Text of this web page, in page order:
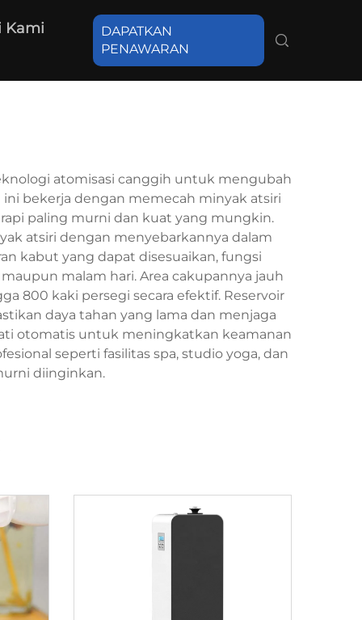
Kami
DAPATKAN
PENAWARAN
atomisasi canggih untuk mengubah
bekerja dengan memecah minyak atsiri
paling murni dan kuat yang mungkin.
atsiri dengan menyebarkannya dalam
kabut yang dapat disesuaikan, fungsi
malam hari. Area cakupannya jauh
800 kaki persegi secara efektif. Reservoir
daya tahan yang lama dan menjaga
otomatis untuk meningkatkan keamanan
seperti fasilitas spa, studio yoga, dan
diinginkan.